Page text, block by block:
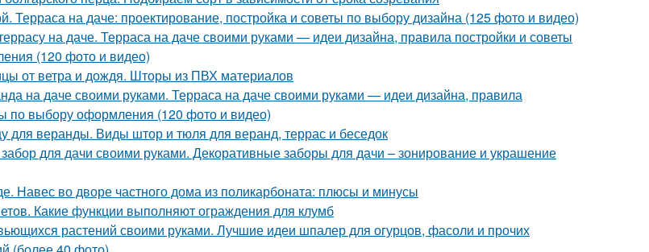
Терраса на даче: проектирование, постройка и советы по выбору дизайна (125 фото и видео)
на даче. Терраса на даче своими руками — идеи дизайна, правила постройки и советы
(120 фото и видео)
от ветра и дождя. Шторы из ПВХ материалов
на даче своими руками. Терраса на даче своими руками — идеи дизайна, правила
по выбору оформления (120 фото и видео)
для веранды. Виды штор и тюля для веранд, террас и беседок
для дачи своими руками. Декоративные заборы для дачи – зонирование и украшение
Навес во дворе частного дома из поликарбоната: плюсы и минусы
Какие функции выполняют ограждения для клумб
растений своими руками. Лучшие идеи шпалер для огурцов, фасоли и прочих